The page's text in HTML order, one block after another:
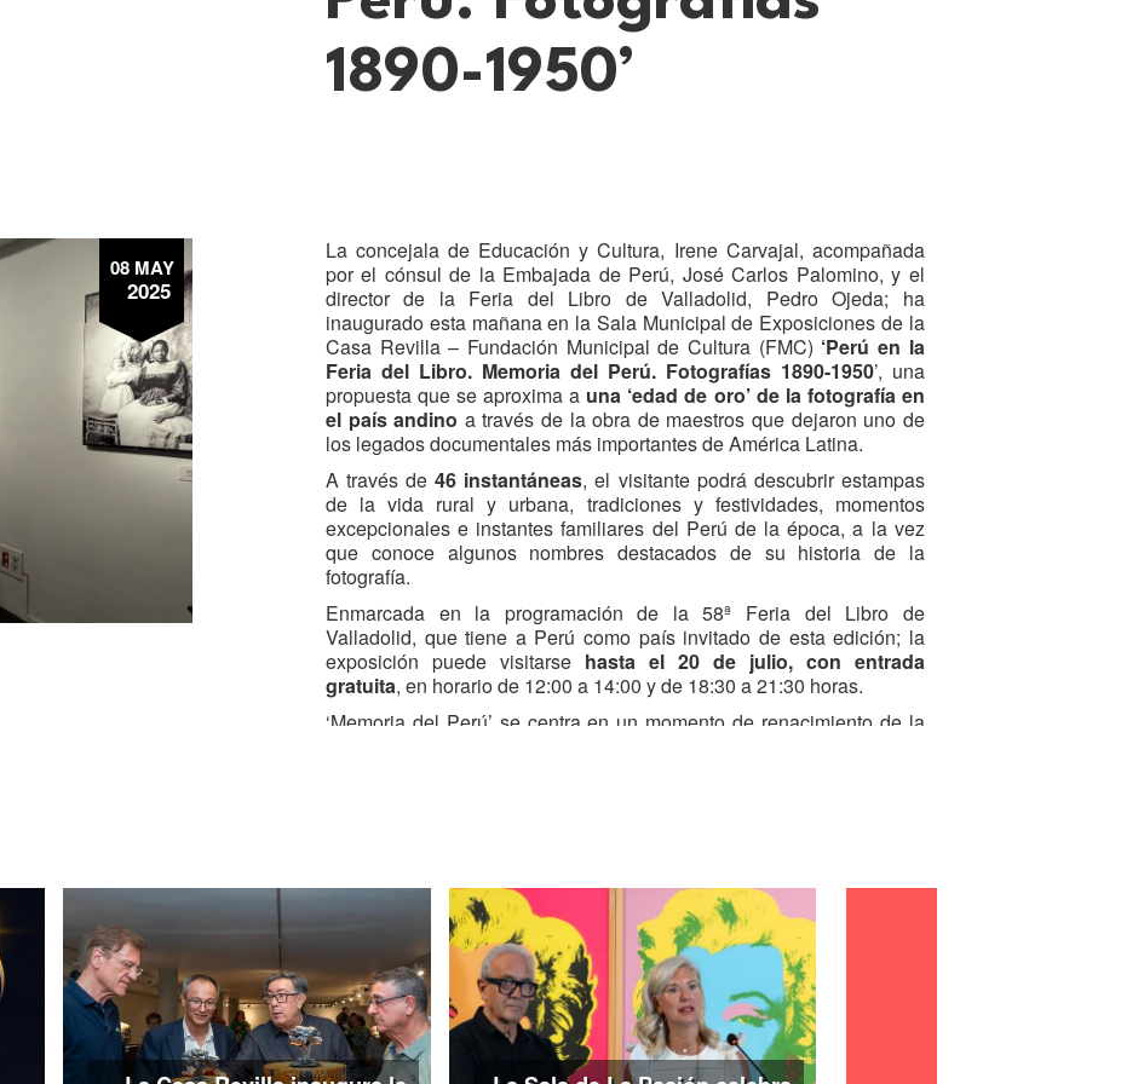
1890-1950’
08 MAY
2025
La concejala de Educación y Cultura, Irene Carvajal, acompañada
por el cónsul de la Embajada de Perú, José Carlos Palomino, y el
director de la Feria del Libro de Valladolid, Pedro Ojeda; ha
inaugurado esta mañana en la Sala Municipal de Exposiciones de la
Casa Revilla – Fundación Municipal de Cultura (FMC) ‘Perú en la
Feria del Libro. Memoria del Perú. Fotografías 1890-1950’, una
propuesta que se aproxima a una ‘edad de oro’ de la fotografía en
el país andino a través de la obra de maestros que dejaron uno de
los legados documentales más importantes de América Latina.
A través de 46 instantáneas, el visitante podrá descubrir estampas
de la vida rural y urbana, tradiciones y festividades, momentos
excepcionales e instantes familiares del Perú de la época, a la vez
que conoce algunos nombres destacados de su historia de la
fotografía.
Enmarcada en la programación de la 58ª Feria del Libro de
Valladolid, que tiene a Perú como país invitado de esta edición; la
exposición puede visitarse hasta el 20 de julio, con entrada
gratuita, en horario de 12:00 a 14:00 y de 18:30 a 21:30 horas.
‘Memoria del Perú’ se centra en un momento de renacimiento de la
figura destacada de Max T. Vargas,
impulsor del desarrollo de este
arte en el sur andino. Esta primera etapa está representada en la
muestra también porJuan Manuel Figueroa Aznar,quien introdujo
la práctica, casi inexistente en la época, de retratar indígenas en el
estudio, y con
Martín Chambi,
pionero de la fotografía de retrato.
Juntos son recordados, además de por su trabajo en el estudio, por
las imágenes que tomaron del Machu Pichu en los años 20 del
pasado siglo y que contribuyeron a convertir el enclave en un símbolo